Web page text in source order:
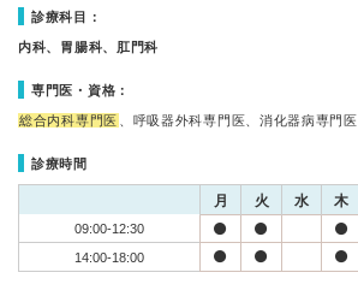
診療科目：
内科、胃腸科、肛門科
専門医・資格：
総合内科専門医 、呼吸器外科専門医、消化器病専門医
診療時間
月 火 水 木
09:00-12:30
14:00-18:00